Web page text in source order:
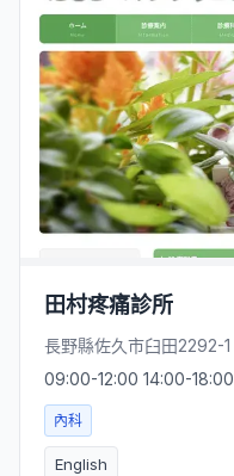
田村疼痛診所
長野縣佐久市臼田2292-1
09:00-12:00 14:00-18:00
內科
English